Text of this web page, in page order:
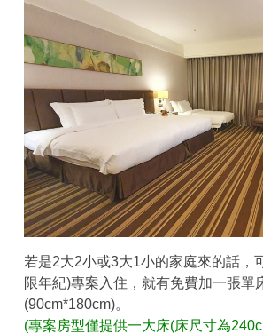
若是2大2小或3大1小的家庭來的話，
限年紀)專案入住，就有免費加一張單
(90cm*180cm)。
(專案房型僅提供一大床(床尺寸為